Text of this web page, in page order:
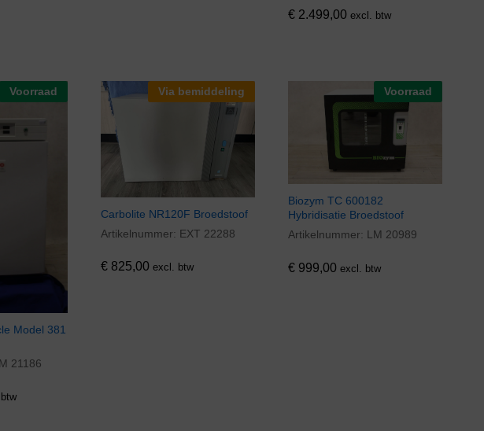
€2.499,00 excl. btw
Voorraad
Model 381
21186
Via bemiddeling
Carbolite NR120F Broedstoof
Artikelnummer: EXT 22288
€825,00 excl. btw
€825,00
Voorraad
Biozym TC 600182
Hybridisatie Broedstoof
Artikelnummer: LM 20989
€999,00 excl. btw
€999,00